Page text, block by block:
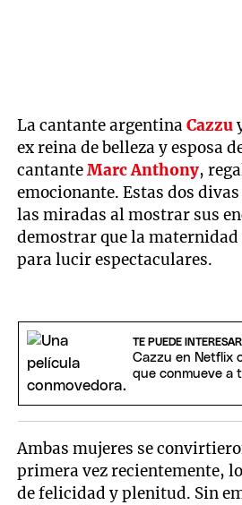
La cantante argentinaCazzu
ex reina de belleza y esposa
cantanteMarc Anthony,
emocionante. Estas dos
las miradas al mostrar sus
demostrar que la maternidad
para lucir espectaculares.
TE PUEDE INTERESAR
Cazzu en Netflix
que conmueve a
Ambas mujeres se
primera vez recientemente,
de felicidad y plenitud. Sin